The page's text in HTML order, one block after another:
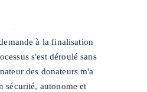
à la finalisation
s'est déroulé sans
des donateurs m'a
sécurité, autonome et